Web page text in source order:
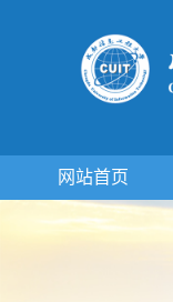
网站首页